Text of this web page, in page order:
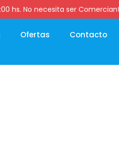
hs. No necesita ser
Ofertas Contacto